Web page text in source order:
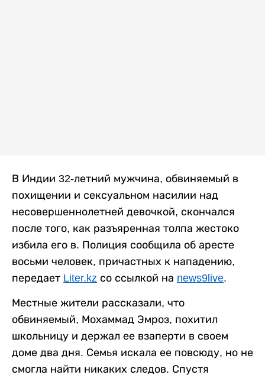
В Индии 32-летний мужчина, обвиняемый в
похищении и сексуальном насилии над
несовершеннолетней девочкой, скончался
после того, как разъяренная толпа жестоко
избила его в. Полиция сообщила об аресте
восьми человек, причастных к нападению,
передает Liter.kz со ссылкой на news9live.
Местные жители рассказали, что
обвиняемый, Мохаммад Эмроз, похитил
школьницу и держал ее взаперти в своем
доме два дня. Семья искала ее повсюду, но не
смогла найти никаких следов. Спустя